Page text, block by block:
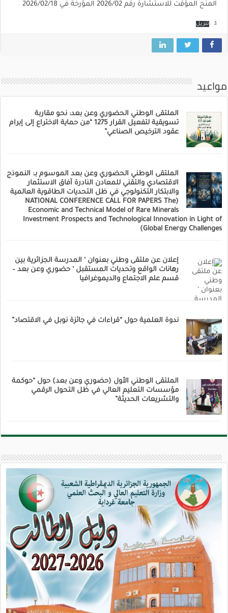
المنح المؤقت للاستشارة رقم 2026/02 المؤرخة في 2026/02/18
3 تنزيل
مواعيد
الملتقى الوطني الحضوري وعن بعد: نحو مقاربة
تسويقية لتفعيل القرار 1275 “من حماية الاختراع إلى إبرام
عقود الترخيص الصناعي”
الملتقى الوطني الحضوري وعن بعد الموسوم بـ: النموذج
الاقتصادي والتقني للمعادن النادرة آفاق الاستثمار
والابتكار التكنولوجي في ظل التحديات الطاقوية العالمية
(NATIONAL CONFERENCE CALL FOR PAPERS The
Economic and Technical Model of Rare Minerals
Investment Prospects and Technological Innovation in Light of
Global Energy Challenges)
إعلان عن ملتقى وطني بعنوان ‘ المدرسة الجزائرية بين
رهانات الواقع وتحديات المستقبل ‘ حضوري وعن بعد –
قسم علم الاجتماع والديموغرافيا
ندوة العلمية حول “قراءات في جائزة نوبل في الاقتصاد”
الملتقى الوطني الأول (حضوري وعن بعد) حول “حوكمة
مؤسسات التعليم العالي في ظل التحول الرقمي
والتشريعات الحديثة”